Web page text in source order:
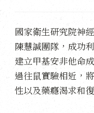
國家衛生研究院神
陳慧諴團隊，成功
建立甲基安非他命
過往鼠實驗相近，
性以及藥癮渴求和